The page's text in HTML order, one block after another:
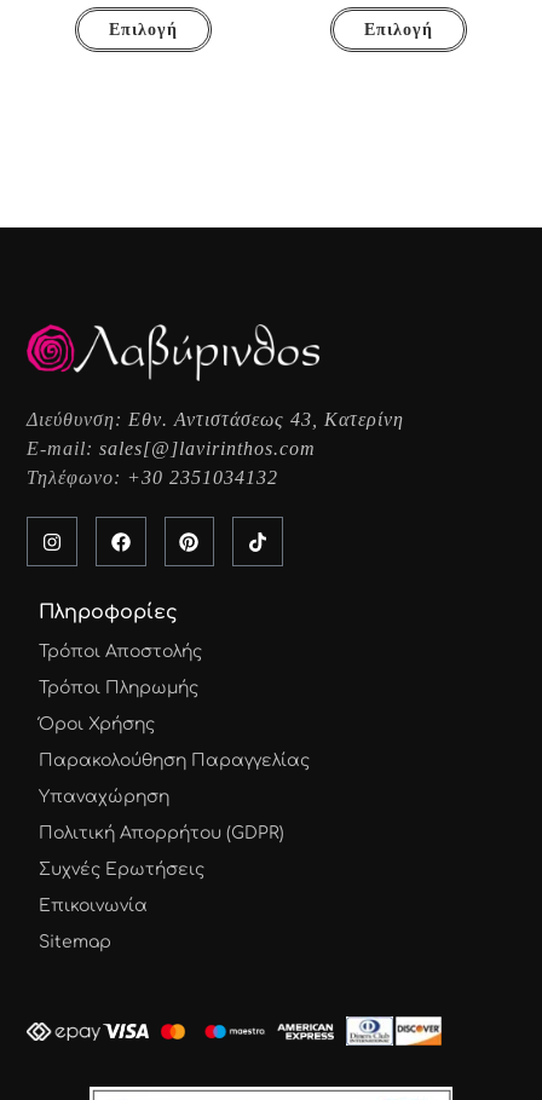
Επιλογή Επιλογή
Διεύθυνση: Εθν. Αντιστάσεως 43, Κατερίνη
E-mail:sales[@]lavirinthos.com
Τηλέφωνο: +30 2351034132
Πληροφορίες
Τρόποι Αποστολής
Τρόποι Πληρωμής
Όροι Χρήσης
Παρακολούθηση Παραγγελίας
Υπαναχώρηση
Πολιτική Απορρήτου (GDPR)
Συχνές Ερωτήσεις
Επικοινωνία
Sitemap